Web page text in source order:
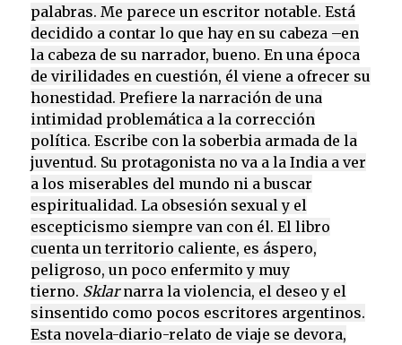
palabras. Me parece un escritor notable. Está
decidido a contar lo que hay en su cabeza –en
la cabeza de su narrador, bueno. En una época
de virilidades en cuestión, él viene a ofrecer su
honestidad. Prefiere la narración de una
intimidad problemática a la corrección
política. Escribe con la soberbia armada de la
juventud. Su protagonista no va a la India a ver
a los miserables del mundo ni a buscar
espiritualidad. La obsesión sexual y el
escepticismo siempre van con él. El libro
cuenta un territorio caliente, es áspero,
peligroso, un poco enfermito y muy
tierno. Sklarnarra la violencia, el deseo y el
sinsentido como pocos escritores argentinos.
Esta novela-diario-relato de viaje se devora,